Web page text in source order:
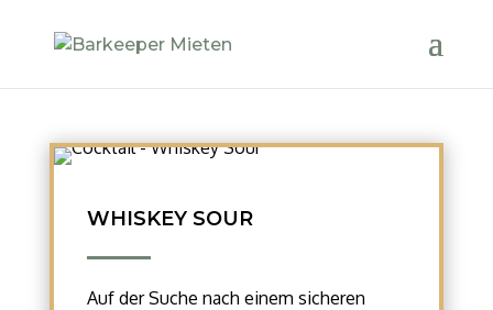
WHISKEY SOUR
Auf der Suche nach einem sicheren